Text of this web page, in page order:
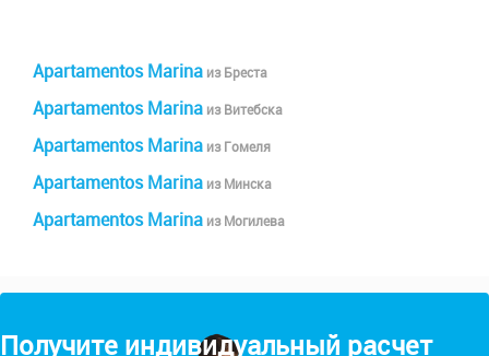
Apartamentos Marina из Бреста
Apartamentos Marina из Витебска
Apartamentos Marina из Гомеля
Apartamentos Marina из Минска
Apartamentos Marina из Могилева
Получите индивидуальный расчет